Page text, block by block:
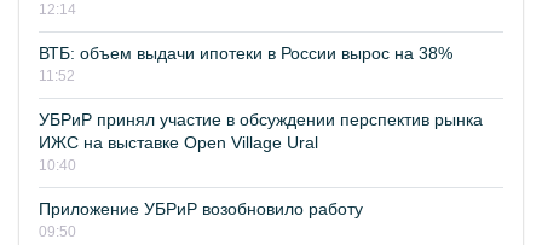
12:14
ВТБ: объем выдачи ипотеки в России вырос на 38%
11:52
УБРиР принял участие в обсуждении перспектив рынка
ИЖС на выставке Open Village Ural
10:40
Приложение УБРиР возобновило работу
09:50